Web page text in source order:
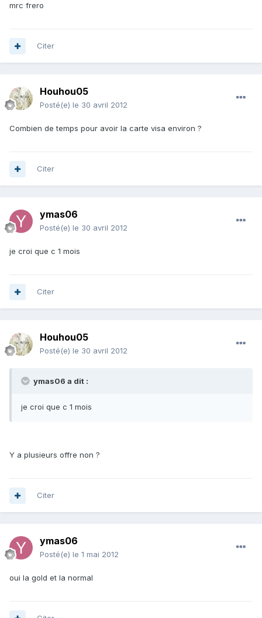
mrc frero
Citer
Houhou05
Posté(e) le 30 avril 2012
Combien de temps pour avoir la carte visa environ ?
Citer
ymas06
Posté(e) le 30 avril 2012
je croi que c 1 mois
Citer
Houhou05
Posté(e) le 30 avril 2012
ymas06 a dit :
je croi que c 1 mois
Y a plusieurs offre non ?
Citer
ymas06
Posté(e) le 1 mai 2012
oui la gold et la normal